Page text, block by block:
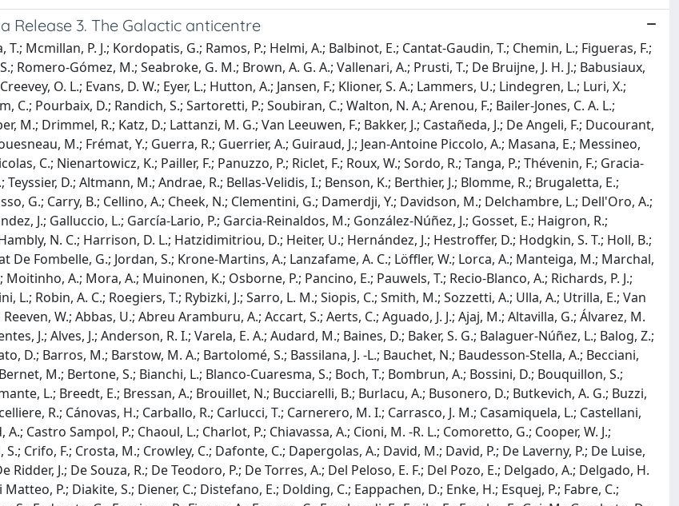
Release 3. The Galactic anticentre
T.; Mcmillan, P. J.; Kordopatis, G.; Ramos, P.; Helmi, A.; Balbinot, E.; Cantat-Gaudin, T.; Chemin, L.; Figueras, F.;
Romero-Gómez, M.; Seabroke, G. M.; Brown, A. G. A.; Vallenari, A.; Prusti, T.; De Bruijne, J. H. J.; Babusiaux,
O. L.; Evans, D. W.; Eyer, L.; Hutton, A.; Jansen, F.; Klioner, S. A.; Lammers, U.; Lindegren, L.; Luri, X.;
C.; Pourbaix, D.; Randich, S.; Sartoretti, P.; Soubiran, C.; Walton, N. A.; Arenou, F.; Bailer-Jones, C. A. L.;
M.; Drimmel, R.; Katz, D.; Lattanzi, M. G.; Van Leeuwen, F.; Bakker, J.; Castañeda, J.; De Angeli, F.; Ducourant,
M.; Frémat, Y.; Guerra, R.; Guerrier, A.; Guiraud, J.; Jean-Antoine Piccolo, A.; Masana, E.; Messineo,
C.; Nienartowicz, K.; Pailler, F.; Panuzzo, P.; Riclet, F.; Roux, W.; Sordo, R.; Tanga, P.; Thévenin, F.; Gracia-
Teyssier, D.; Altmann, M.; Andrae, R.; Bellas-Velidis, I.; Benson, K.; Berthier, J.; Blomme, R.; Brugaletta, E.;
G.; Carry, B.; Cellino, A.; Cheek, N.; Clementini, G.; Damerdji, Y.; Davidson, M.; Delchambre, L.; Dell'Oro, A.;
J.; Galluccio, L.; García-Lario, P.; Garcia-Reinaldos, M.; González-Núñez, J.; Gosset, E.; Haigron, R.;
N. C.; Harrison, D. L.; Hatzidimitriou, D.; Heiter, U.; Hernández, J.; Hestroffer, D.; Hodgkin, S. T.; Holl, B.;
De Fombelle, G.; Jordan, S.; Krone-Martins, A.; Lanzafame, A. C.; Löffler, W.; Lorca, A.; Manteiga, M.; Marchal,
Moitinho, A.; Mora, A.; Muinonen, K.; Osborne, P.; Pancino, E.; Pauwels, T.; Recio-Blanco, A.; Richards, P. J.;
L.; Robin, A. C.; Roegiers, T.; Rybizki, J.; Sarro, L. M.; Siopis, C.; Smith, M.; Sozzetti, A.; Ulla, A.; Utrilla, E.; Van
W.; Abbas, U.; Abreu Aramburu, A.; Accart, S.; Aerts, C.; Aguado, J. J.; Ajaj, M.; Altavilla, G.; Álvarez, M.
J.; Alves, J.; Anderson, R. I.; Varela, E. A.; Audard, M.; Baines, D.; Baker, S. G.; Balaguer-Núñez, L.; Balog, Z.;
D.; Barros, M.; Barstow, M. A.; Bartolomé, S.; Bassilana, J. -L.; Bauchet, N.; Baudesson-Stella, A.; Becciani,
M.; Bertone, S.; Bianchi, L.; Blanco-Cuaresma, S.; Boch, T.; Bombrun, A.; Bossini, D.; Bouquillon, S.;
L.; Breedt, E.; Bressan, A.; Brouillet, N.; Bucciarelli, B.; Burlacu, A.; Busonero, D.; Butkevich, A. G.; Buzzi,
R.; Cánovas, H.; Carballo, R.; Carlucci, T.; Carnerero, M. I.; Carrasco, J. M.; Casamiquela, L.; Castellani,
Castro Sampol, P.; Chaoul, L.; Charlot, P.; Chiavassa, A.; Cioni, M. -R. L.; Comoretto, G.; Cooper, W. J.;
S.; Crifo, F.; Crosta, M.; Crowley, C.; Dafonte, C.; Dapergolas, A.; David, M.; David, P.; De Laverny, P.; De Luise,
Ridder, J.; De Souza, R.; De Teodoro, P.; De Torres, A.; Del Peloso, E. F.; Del Pozo, E.; Delgado, A.; Delgado, H.
Matteo, P.; Diakite, S.; Diener, C.; Distefano, E.; Dolding, C.; Eappachen, D.; Enke, H.; Esquej, P.; Fabre, C.;